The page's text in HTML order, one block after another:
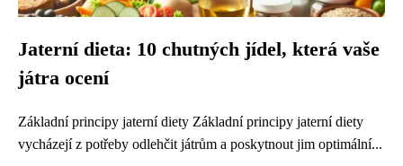
Jaterní dieta: 10 chutných jídel, která vaše
játra ocení
Základní principy jaterní diety Základní principy jaterní diety
vycházejí z potřeby odlehčit játrům a poskytnout jim optimální...